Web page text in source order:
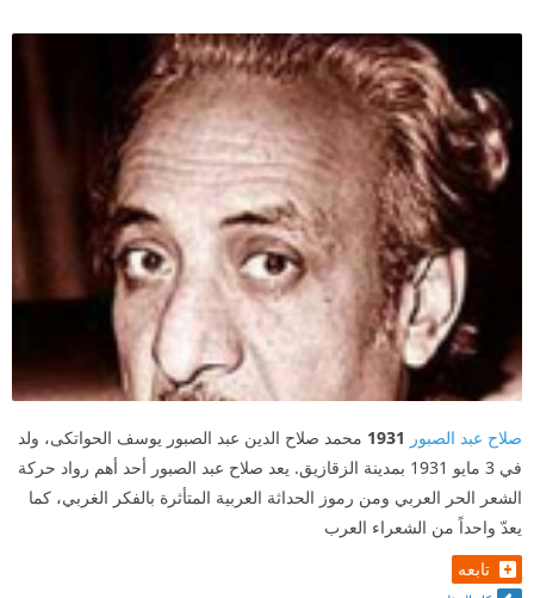
صلاح عبد الصبور 1931 محمد صلاح الدين عبد الصبور يوسف الحواتكى، ولد
في 3 مايو 1931 بمدينة الزقازيق. يعد صلاح عبد الصبور أحد أهم رواد حركة
الشعر الحر العربي ومن رموز الحداثة العربية المتأثرة بالفكر الغربي، كما
يعدّ واحداً من الشعراء العرب
تابعه